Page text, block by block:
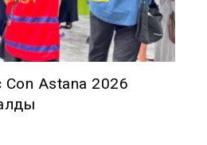
Con Astana 2026